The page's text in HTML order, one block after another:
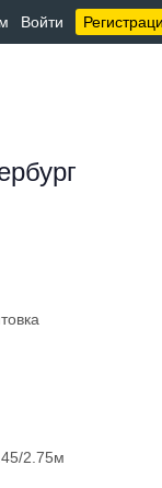
Войти
2.75м